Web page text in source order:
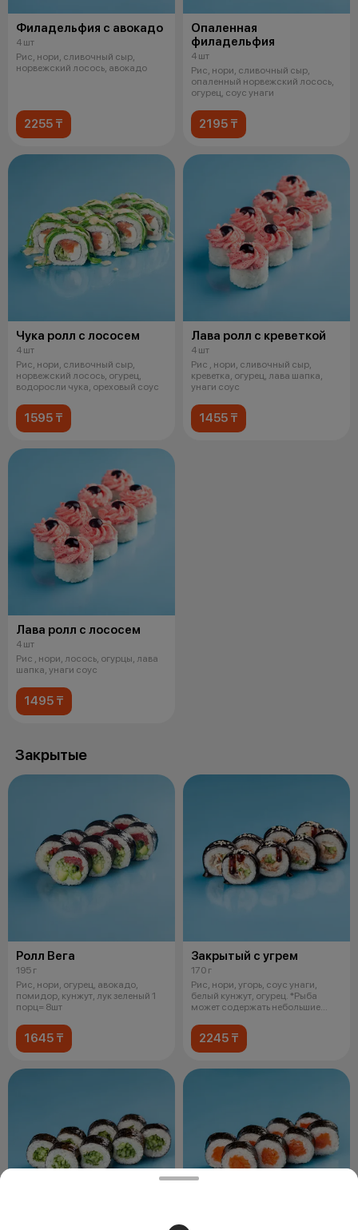
Филадельфия с авокадо
4 шт
Рис, нори, сливочный сыр,
норвежский лосось, авокадо
2255 ₸
Опаленная
филадельфия
4 шт
Рис, нори, сливочный сыр,
опаленный норвежский лосось,
огурец, соус унаги
2195 ₸
Чука ролл с лососем
4 шт
Рис, нори, сливочный сыр,
норвежский лосось, огурец,
водоросли чука, ореховый соус
1595 ₸
Лава ролл с креветкой
4 шт
Рис , нори, сливочный сыр,
креветка, огурец, лава шапка,
унаги соус
1455 ₸
Лава ролл с лососем
4 шт
Рис , нори, лосось, огурцы, лава
шапка, унаги соус
1495 ₸
Закрытые
Ролл Вега
195 г
Рис, нори, огурец, авокадо,
помидор, кунжут, лук зеленый 1
порц= 8шт
1645 ₸
Закрытый с угрем
170 г
Рис, нори, угорь, соус унаги,
белый кунжут, огурец. *Рыба
может содержать небольшие
2245 ₸